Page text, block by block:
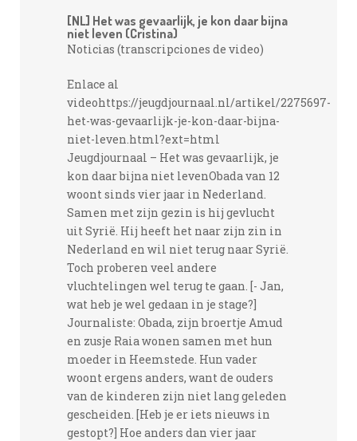
[NL] Het was gevaarlijk, je kon daar bijna
niet leven (Cristina)
Noticias (transcripciones de video)
Enlace al
videohttps://jeugdjournaal.nl/artikel/2275697-
het-was-gevaarlijk-je-kon-daar-bijna-
niet-leven.html?ext=html
Jeugdjournaal – Het was gevaarlijk, je
kon daar bijna niet levenObada van 12
woont sinds vier jaar in Nederland.
Samen met zijn gezin is hij gevlucht
uit Syrië. Hij heeft het naar zijn zin in
Nederland en wil niet terug naar Syrië.
Toch proberen veel andere
vluchtelingen wel terug te gaan. [- Jan,
wat heb je wel gedaan in je stage?]
Journaliste: Obada, zijn broertje Amud
en zusje Raia wonen samen met hun
moeder in Heemstede. Hun vader
woont ergens anders, want de ouders
van de kinderen zijn niet lang geleden
gescheiden. [Heb je er iets nieuws in
gestopt?] Hoe anders dan vier jaar